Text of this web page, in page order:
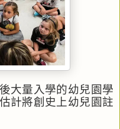
大量入學的幼兒園學
計將創 史上幼兒園註